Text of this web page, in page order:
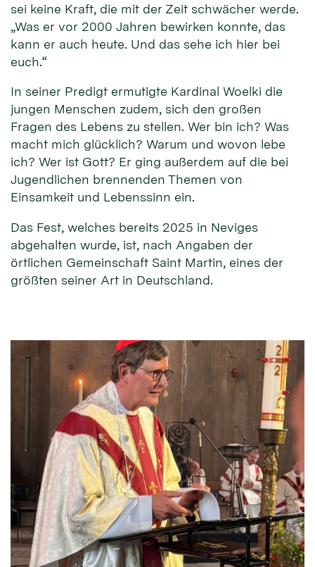
sei keine Kraft, die mit der Zeit schwächer werde.
„Was er vor 2000 Jahren bewirken konnte, das
kann er auch heute. Und das sehe ich hier bei
euch.“
In seiner Predigt ermutigte Kardinal Woelki die
jungen Menschen zudem, sich den großen
Fragen des Lebens zu stellen. Wer bin ich? Was
macht mich glücklich? Warum und wovon lebe
ich? Wer ist Gott? Er ging außerdem auf die bei
Jugendlichen brennenden Themen von
Einsamkeit und Lebenssinn ein.
Das Fest, welches bereits 2025 in Neviges
abgehalten wurde, ist, nach Angaben der
örtlichen Gemeinschaft Saint Martin, eines der
größten seiner Art in Deutschland.